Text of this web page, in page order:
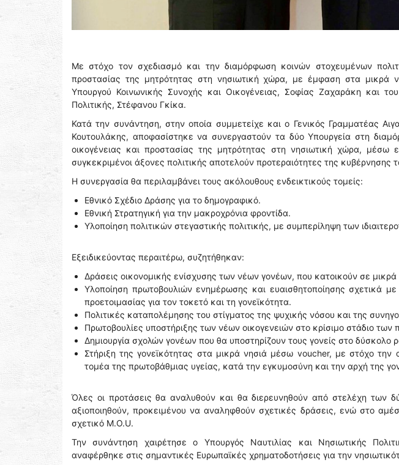
Με στόχο τον σχεδιασμό και την διαμόρφωση κοινών στοχευμένων
προστασίας της μητρότητας στη νησιωτική χώρα, με έμφαση στα μικρά
Υπουργού Κοινωνικής Συνοχής και Οικογένειας, Σοφίας Ζαχαράκη και
Πολιτικής, Στέφανου Γκίκα.
Κατά την συνάντηση, στην οποία συμμετείχε και ο Γενικός Γραμματέας
Κουτουλάκης, αποφασίστηκε να συνεργαστούν τα δύο Υπουργεία στη
οικογένειας και προστασίας της μητρότητας στη νησιωτική χώρα, μέσω
συγκεκριμένοι άξονες πολιτικής αποτελούν προτεραιότητες της κυβέρνησης
Η συνεργασία θα περιλαμβάνει τους ακόλουθους ενδεικτικούς τομείς:
Εθνικό Σχέδιο Δράσης για το δημογραφικό.
Εθνική Στρατηγική για την μακροχρόνια φροντίδα.
Υλοποίηση πολιτικών στεγαστικής πολιτικής, με συμπερίληψη των
Εξειδικεύοντας περαιτέρω, συζητήθηκαν:
Δράσεις οικονομικής ενίσχυσης των νέων γονέων, που κατοικούν σε μικρά
Υλοποίηση πρωτοβουλιών ενημέρωσης και ευαισθητοποίησης σχετικά
προετοιμασίας για τον τοκετό και τη γονεϊκότητα.
Πολιτικές καταπολέμησης του στίγματος της ψυχικής νόσου και της
Πρωτοβουλίες υποστήριξης των νέων οικογενειών στο κρίσιμο στάδιο
Δημιουργία σχολών γονέων που θα υποστηρίζουν τους γονείς στο δύσκολο
Στήριξη της γονεϊκότητας στα μικρά νησιά μέσω voucher, με στόχο την
τομέα της πρωτοβάθμιας υγείας, κατά την εγκυμοσύνη και την αρχή της
Όλες οι προτάσεις θα αναλυθούν και θα διερευνηθούν από στελέχη των
αξιοποιηθούν, προκειμένου να αναληφθούν σχετικές δράσεις, ενώ στο
σχετικό Μ.O.U.
Την συνάντηση χαιρέτησε ο Υπουργός Ναυτιλίας και Νησιωτικής
αναφέρθηκε στις σημαντικές Ευρωπαϊκές χρηματοδοτήσεις για την